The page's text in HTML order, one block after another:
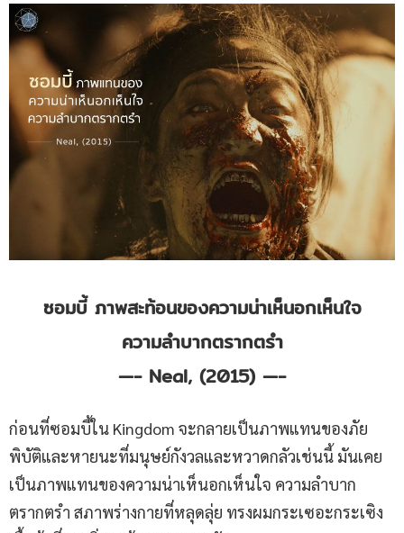
ซอมบี้ภาพสะท้อนของความน่าเห็นอกเห็นใจ
ความลำบากตรากตรำ
—- Neal, (2015) —-
ก่อนที่ซอมบี้ใน Kingdom จะกลายเป็นภาพแทนของภัย
พิบัติและหายนะที่มนุษย์กังวลและหวาดกลัวเช่นนี้ มันเคย
เป็นภาพแทนของความน่าเห็นอกเห็นใจ ความลำบาก
ตรากตรำ สภาพร่างกายที่หลุดลุ่ย ทรงผมกระเซอะกระเซิง